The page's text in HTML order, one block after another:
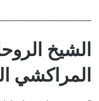
الشيخ
المراكشي